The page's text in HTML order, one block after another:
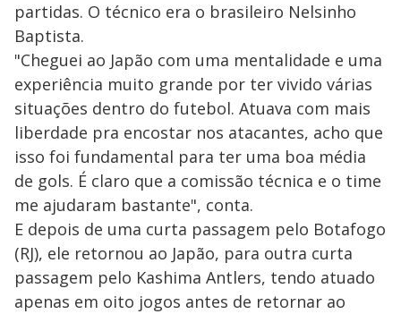
partidas. O técnico era o brasileiro Nelsinho
Baptista.
"Cheguei ao Japão com uma mentalidade e uma
experiência muito grande por ter vivido várias
situações dentro do futebol. Atuava com mais
liberdade pra encostar nos atacantes, acho que
isso foi fundamental para ter uma boa média
de gols. É claro que a comissão técnica e o time
me ajudaram bastante", conta.
E depois de uma curta passagem pelo Botafogo
(RJ), ele retornou ao Japão, para outra curta
passagem pelo Kashima Antlers, tendo atuado
apenas em oito jogos antes de retornar ao